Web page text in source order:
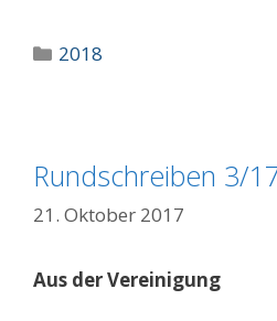
Kategorien
2018
Rundschreiben 3/
21. Oktober 2017
Aus der Vereinigung